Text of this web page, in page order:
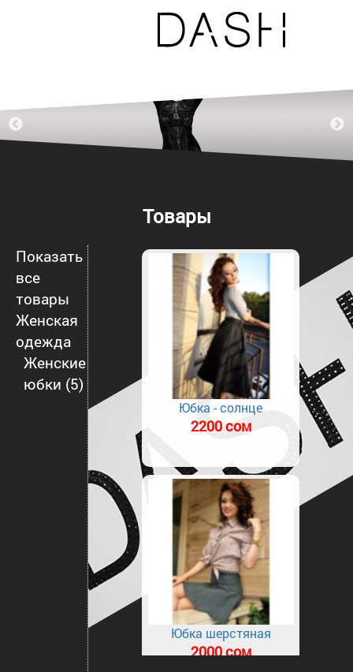
Товары
Показать
все
товары
Женская
одежда
Женские
юбки (5)
Юбка - солнце
2200 сом
Юбка шерстяная
2000 сом